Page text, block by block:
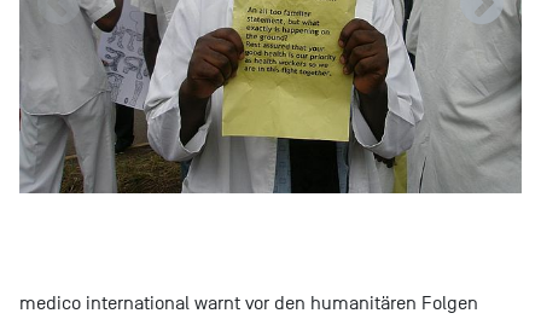
medico international warnt vor den humanitären Folgen